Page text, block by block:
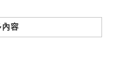
請填寫您的銀行帳號後
內容